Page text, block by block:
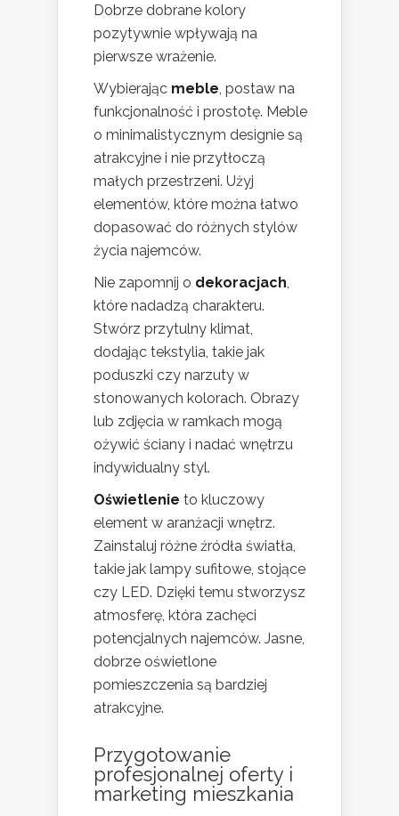
Dobrze dobrane kolory
pozytywnie wpływają na
pierwsze wrażenie.
Wybierając meble, postaw na
funkcjonalność i prostotę. Meble
o minimalistycznym designie są
atrakcyjne i nie przytłoczą
małych przestrzeni. Użyj
elementów, które można łatwo
dopasować do różnych stylów
życia najemców.
Nie zapomnij o dekoracjach,
które nadadzą charakteru.
Stwórz przytulny klimat,
dodając tekstylia, takie jak
poduszki czy narzuty w
stonowanych kolorach. Obrazy
lub zdjęcia w ramkach mogą
ożywić ściany i nadać wnętrzu
indywidualny styl.
Oświetlenie to kluczowy
element w aranżacji wnętrz.
Zainstaluj różne źródła światła,
takie jak lampy sufitowe, stojące
czy LED. Dzięki temu stworzysz
atmosferę, która zachęci
potencjalnych najemców. Jasne,
dobrze oświetlone
pomieszczenia są bardziej
atrakcyjne.
Przygotowanie
profesjonalnej oferty i
marketing mieszkania